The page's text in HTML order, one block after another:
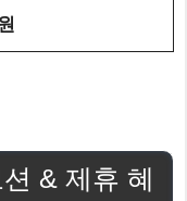
& 제휴 혜